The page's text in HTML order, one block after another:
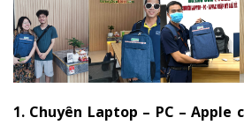
1. Chuyên Laptop – PC –